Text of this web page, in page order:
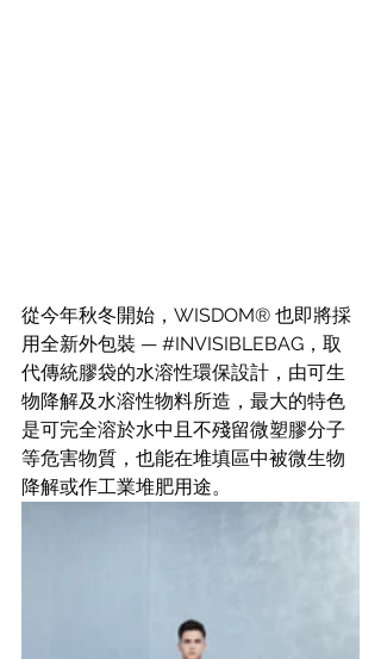
從今年秋冬開始，WISDOM® 也即將採
用全新外包裝 — #INVISIBLEBAG ，取
代傳統膠袋的水溶性環保設計，由可生
物降解及水溶性物料所造，最大的特色
是可完全溶於水中且不殘留微塑膠分子
等危害物質，也能在堆填區中被微生物
降解或作工業堆肥用途。